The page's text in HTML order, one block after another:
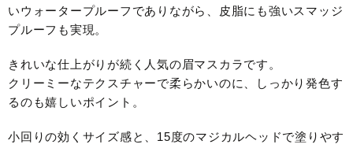
いウォータープルーフでありながら、皮脂にも強いスマッジ
プルーフも実現。
きれいな仕上がりが続く人気の眉マスカラです。
クリーミーなテクスチャーで柔らかいのに、しっかり発色す
るのも嬉しいポイント。
小回りの効くサイズ感と、15度のマジカルヘッドで塗りやす